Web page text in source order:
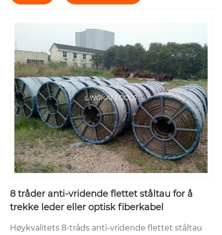
8 tråder anti-vridende flettet ståltau for å
trekke leder eller optisk fiberkabel
Høykvalitets 8-tråds anti-vridende flettet ståltau